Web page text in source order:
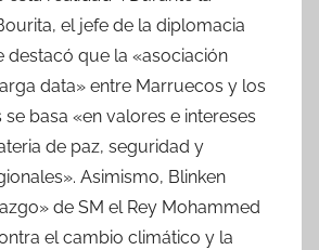
el jefe de la diplomacia
destacó que la «asociación
data» entre Marruecos y los
basa «en valores e intereses
de paz, seguridad y
Asimismo, Blinken
de SM el Rey Mohammed
el cambio climático y la